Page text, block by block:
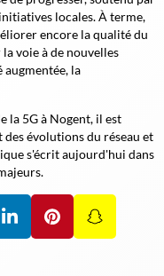
locales. À terme,
encore la qualité du
voie à de nouvelles
la
la 5G à Nogent, il est
évolutions du réseau et
s'écrit aujourd'hui dans